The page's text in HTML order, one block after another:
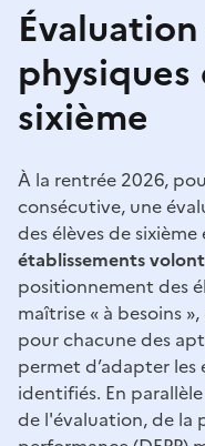
physiques
sixième
À la rentrée 2026,
consécutive, une
des élèves de
établissements
positionnement des
maîtrise « à besoins
pour chacune des
permet d’adapter les
identifiés. En
de l'évaluation, de la